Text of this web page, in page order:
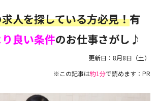
人を探している方必見！有
り良い条件のお仕事さがし♪
更新日： 8月8日（土）
※この記事は約1分で読めます：PR